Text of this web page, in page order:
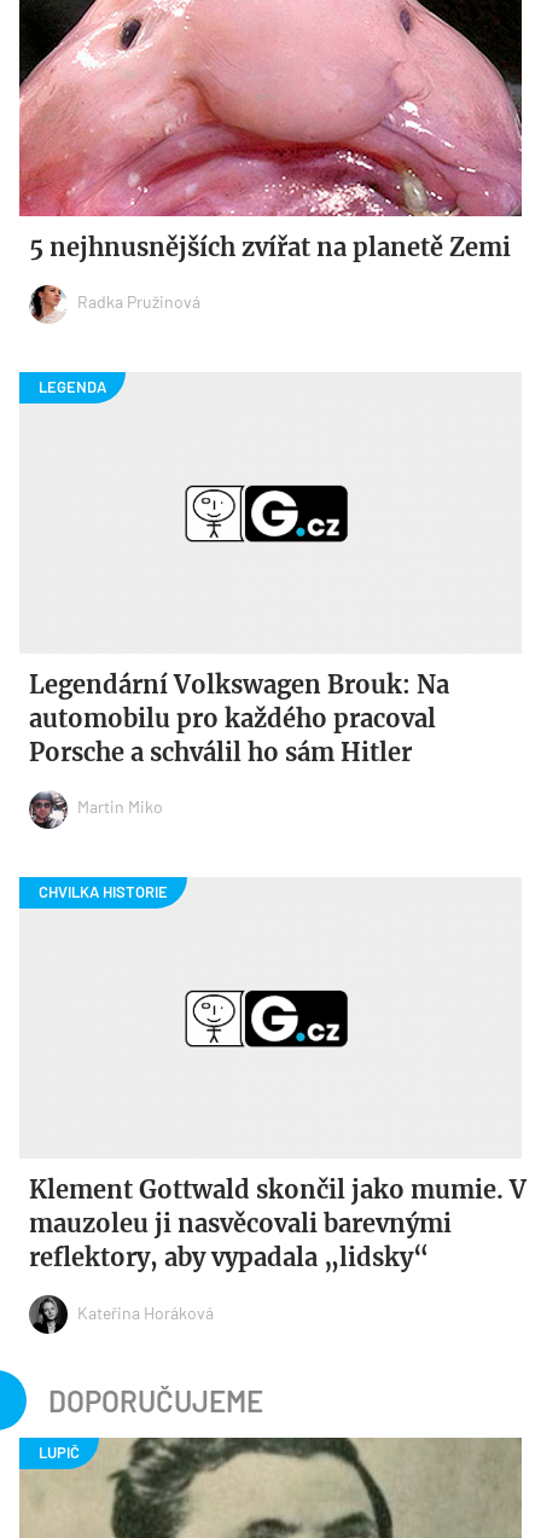
5 nejhnusnějších zvířat na planetě Zemi
Radka Pružinová
Legendární Volkswagen Brouk: Na
automobilu pro každého pracoval
Porsche a schválil ho sám Hitler
Martin Miko
Klement Gottwald skončil jako mumie. V
mauzoleu ji nasvěcovali barevnými
reflektory, aby vypadala „lidsky“
Kateřina Horáková
DOPORUČUJEME